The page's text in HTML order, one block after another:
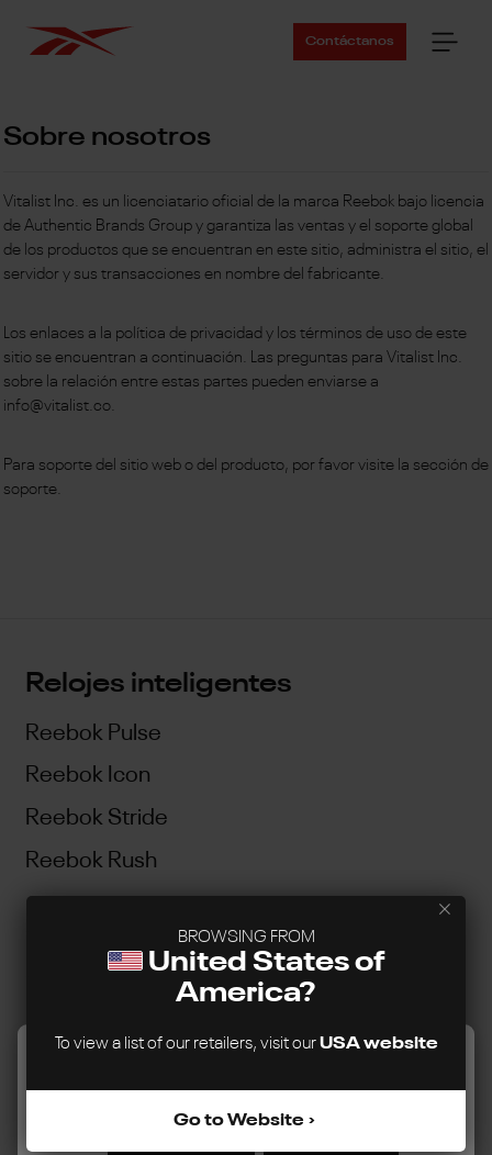
Contáctanos
Sobre nosotros
Vitalist Inc. es un licenciatario oficial de la marca Reebok bajo licencia
de Authentic Brands Group y garantiza las ventas y el soporte global
de los productos que se encuentran en este sitio, administra el sitio, el
servidor y sus transacciones en nombre del fabricante.
Los enlaces a la política de privacidad y los términos de uso de este
sitio se encuentran a continuación. Las preguntas para Vitalist Inc.
sobre la relación entre estas partes pueden enviarse a
info@vitalist.co.
Para soporte del sitio web o del producto, por favor visite la sección de
soporte.
Relojes inteligentes
Reebok Pulse
Reebok Icon
Reebok Stride
Reebok Rush
Directrices de Soporte
Este sitio web utiliza cookies para garantizar la mejor
BROWSING FROM
United States of
America?
To view a list of our retailers, visit ourUSA website
Go to Website